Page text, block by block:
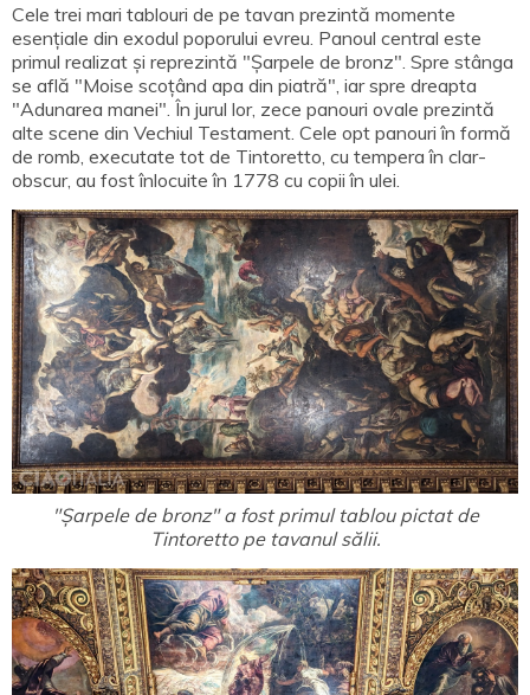
Cele trei mari tablouri de pe tavan prezintă momente
esențiale din exodul poporului evreu. Panoul central este
primul realizat și reprezintă "Șarpele de bronz". Spre stânga
se află "Moise scoțând apa din piatră", iar spre dreapta
"Adunarea manei". În jurul lor, zece panouri ovale prezintă
alte scene din Vechiul Testament. Cele opt panouri în formă
de romb, executate tot de Tintoretto, cu tempera în clar-
obscur, au fost înlocuite în 1778 cu copii în ulei.
"Șarpele de bronz" a fost primul tablou pictat de
Tintoretto pe tavanul sălii.